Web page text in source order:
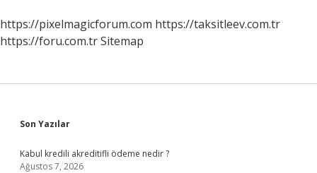
Diyanet
https://pixelmagicforum.com https://taksitleev.com.tr
https://foru.com.trSitemap
Sidebar
Son Yazılar
Kabul kredili akreditifli ödeme nedir ?
Ağustos 7, 2026